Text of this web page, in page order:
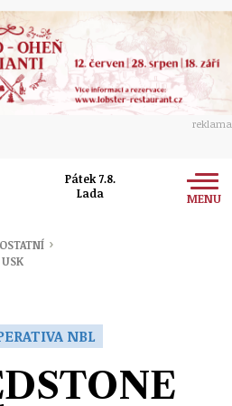
reklama
Pátek 7.8.
Lada
MENU
OSTATNÍ ›
USK
NBL